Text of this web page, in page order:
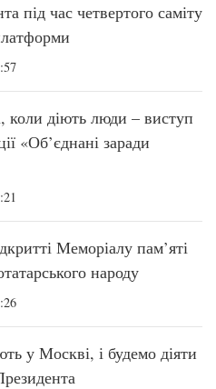
під час четвертого саміту
коли діють люди – виступ
«Об’єднані заради
Меморіалу пам’яті
народу
у Москві, і будемо діяти